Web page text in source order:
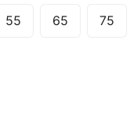
55 65 75